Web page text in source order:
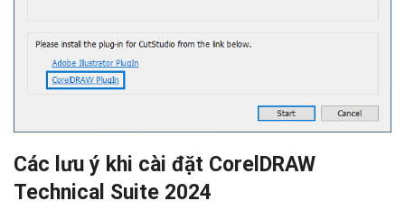
Các lưu ý khi cài đặt CorelDRAW
Technical Suite 2024